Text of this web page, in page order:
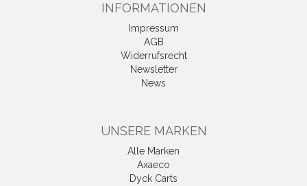
INFORMATIONEN
Impressum
AGB
Widerrufsrecht
Newsletter
News
UNSERE MARKEN
Alle Marken
Axaeco
Dyck Carts